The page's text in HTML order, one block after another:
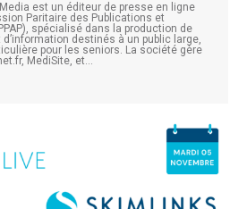
est un éditeur de presse en ligne
Paritaire des Publications et
spécialisé dans la production de
destinés à un public large,
pour les seniors. La société gère
MediSite, et…